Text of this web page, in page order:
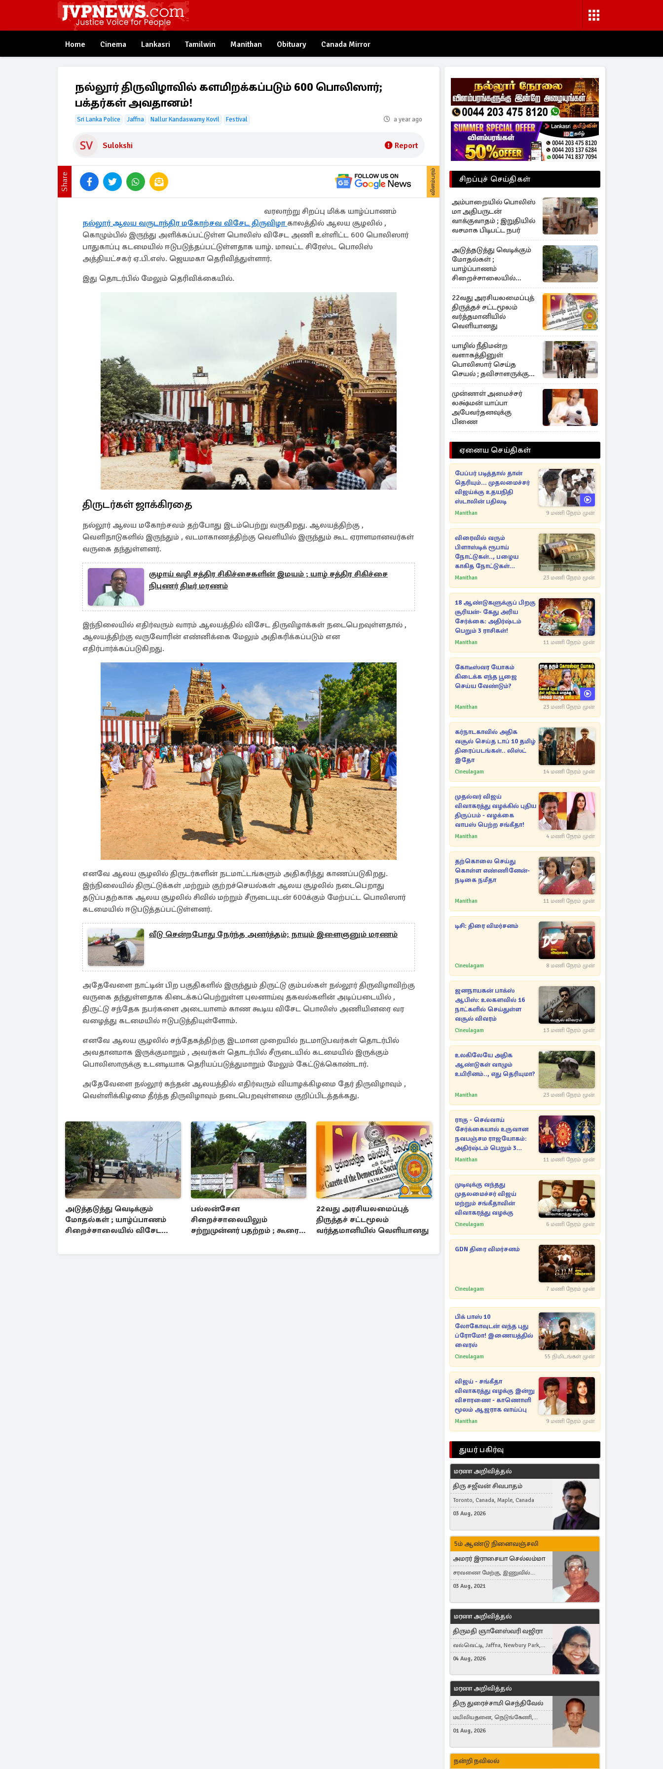
Home Cinema Lankasri Tamilwin Manithan Obituary Canada Mirror
நல்லூர் திருவிழாவில் களமிறக்கப்படும் 600 பொலிஸார்;
பக்தர்கள் அவதானம்!
Sri Lanka Police Jaffna Nallur Kandaswamy Kovil Festival a year ago
Sulokshi Report
Share விளம்பரம்
வரலாற்று சிறப்பு மிக்க யாழ்ப்பாணம்
நல்லூர் ஆலய வருடாந்திர மகோற்சவ விசேட திருவிழா காலத்தில் ஆலய சூழலில் ,
கொழும்பில் இருந்து அளிக்கப்பட்டுள்ள பொலிஸ் விசேட அணி உள்ளிட்ட 600 பொலிஸார்
பாதுகாப்பு கடமையில் ஈடுபடுத்தப்பட்டுள்ளதாக யாழ். மாவட்ட சிரேஸ்ட பொலிஸ்
அத்தியட்சகர் ஏ.பி.எஸ். ஜெயமகா தெரிவித்துள்ளார்.
இது தொடர்பில் மேலும் தெரிவிக்கையில்.
திருடர்கள் ஜாக்கிரதை
நல்லூர் ஆலய மகோற்சவம் தற்போது இடம்பெற்று வருகிறது. ஆலயத்திற்கு ,
வெளிநாடுகளில் இருந்தும் , வடமாகாணத்திற்கு வெளியில் இருந்தும் கூட ஏராளமானவர்கள்
வருகை தந்துள்ளனர்.
குழாய் வழி சத்திர சிகிச்சைகளின் இமயம் ; யாழ் சத்திர சிகிச்சை
நிபுணர் திடீர் மரணம்
இந்நிலையில் எதிர்வரும் வாரம் ஆலயத்தில் விசேட திருவிழாக்கள் நடைபெறவுள்ளதால் ,
ஆலயத்திற்கு வருவோரின் எண்னிக்கை மேலும் அதிகரிக்கப்படும் என
எதிர்பார்க்கப்படுகிறது.
எனவே ஆலய சூழலில் திருடர்களின் நடமாட்டங்களும் அதிகரித்து காணப்படுகிறது.
இந்நிலையில் திருட்டுக்கள் ,மற்றும் குற்றச்செயல்கள் ஆலய சூழலில் நடைபெறாது
தடுப்பதற்காக ஆலய சூழலில் சிவில் மற்றும் சீருடையுடன் 600க்கும் மேற்பட்ட பொலிஸார்
கடமையில் ஈடுபடுத்தப்பட்டுள்ளனர்.
வீடு சென்றபோது நேர்ந்த அனர்த்தம்; நாயும் இளைஞனும் மரணம்
அதேவேளை நாட்டின் பிற பகுதிகளில் இருந்தும் திருட்டு கும்பல்கள் நல்லூர் திருவிழாவிற்கு
வருகை தந்துள்ளதாக கிடைக்கப்பெற்றுள்ள புலனாய்வு தகவல்களின் அடிப்படையில் ,
திருட்டு சந்தேக நபர்களை அடையாளம் காண கூடிய விசேட பொலிஸ் அணியினரை வர
வழைத்து கடமையில் ஈடுபடுத்தியுள்ளோம்.
எனவே ஆலய சூழலில் சந்தேகத்திற்கு இடமான முறையில் நடமாடுபவர்கள் தொடர்பில்
அவதானமாக இருக்குமாறும் , அவர்கள் தொடர்பில் சீருடையில் கடமையில் இருக்கும்
பொலிஸாருக்கு உடனடியாக தெரியப்படுத்துமாறும் மேலும் கேட்டுக்கொண்டார்.
அதேவேளை நல்லூர் கந்தன் ஆலயத்தில் எதிர்வரும் வியாழக்கிழமை தேர் திருவிழாவும் ,
வெள்ளிக்கிழமை தீர்த்த திருவிழாவும் நடைபெறவுள்ளமை குறிப்பிடத்தக்கது.
அடுத்தடுத்து வெடிக்கும்
மோதல்கள் ; யாழ்ப்பாணம்
சிறைச்சாலையில் விசேட
பல்லன்சேன
சிறைச்சாலையிலும்
சற்றுமுன்னர் பதற்றம் ; கூரை
போராட்டம்
22வது அரசியலமைப்புத்
திருத்தச் சட்டமூலம்
வர்த்தமானியில் வெளியானது
சிறப்புச் செய்திகள்
அம்பாறையில் பொலிஸ்
மா அதிபருடன்
வாக்குவாதம் ; இறுதியில்
வசமாக பிடிபட்ட நபர்
அடுத்தடுத்து வெடிக்கும்
மோதல்கள் ;
யாழ்ப்பாணம்
சிறைச்சாலையில்
விசேட பாதுகாப்பு
22வது அரசியலமைப்புத்
திருத்தச் சட்டமூலம்
வர்த்தமானியில்
வெளியானது
யாழில் நீதிமன்ற
வளாகத்தினுள்
பொலிஸார் செய்த
செயல் ; தவிசாளருக்கு
மிரட்டல்
முன்னாள் அமைச்சர்
லக்ஷ்மன் யாப்பா
அபேவர்தனவுக்கு
பிணை
ஏனைய செய்திகள்
பேப்பர் படித்தால் தான்
தெரியும்... முதலமைச்சர்
விஜய்க்கு உதயநிதி
ஸ்டாலின் பதிலடி
Manithan 9 மணி நேரம் முன்
விரைவில் வரும்
பிளாஸ்டிக் ரூபாய்
நோட்டுகள்.., பழைய
காகித நோட்டுகள்
செல்லுமா?
Manithan 23 மணி நேரம் முன்
18 ஆண்டுகளுக்குப் பிறகு
சூரியன்- கேது அரிய
சேர்க்கை: அதிர்ஷ்டம்
பெறும் 3 ராசிகள்!
Manithan 11 மணி நேரம் முன்
கோடீஸ்வர யோகம்
கிடைக்க எந்த பூஜை
செய்ய வேண்டும்?
Manithan 23 மணி நேரம் முன்
கர்நாடகாவில் அதிக
வசூல் செய்த டாப் 10 தமிழ்
திரைப்படங்கள்.. லிஸ்ட்
இதோ
Cineulagam 14 மணி நேரம் முன்
முதல்வர் விஜய்
விவாகரத்து வழக்கில் புதிய
திருப்பம் - வழக்கை
வாபஸ் பெற்ற சங்கீதா!
Manithan 4 மணி நேரம் முன்
தற்கொலை செய்து
கொள்ள எண்ணினேன்-
நடிகை நமீதா
Manithan 11 மணி நேரம் முன்
டிசி: திரை விமர்சனம்
Cineulagam 8 மணி நேரம் முன்
ஜனநாயகன் பாக்ஸ்
ஆபிஸ்: உலகளவில் 16
நாட்களில் செய்துள்ள
வசூல் விவரம்
Cineulagam 13 மணி நேரம் முன்
உலகிலேயே அதிக
ஆண்டுகள் வாழும்
உயிரினம்.., எது தெரியுமா?
Manithan 23 மணி நேரம் முன்
ராகு - செவ்வாய்
சேர்க்கையால் உருவான
நவபஞ்சம ராஜயோகம்:
அதிர்ஷ்டம் பெறும் 3
ராசிகள்!
Manithan 11 மணி நேரம் முன்
முடிவுக்கு வந்தது
முதலமைச்சர் விஜய்
மற்றும் சங்கீதாவின்
விவாகரத்து வழக்கு
Cineulagam 6 மணி நேரம் முன்
GDN திரை விமர்சனம்
Cineulagam 7 மணி நேரம் முன்
பிக் பாஸ் 10
லோகோவுடன் வந்த புது
ப்ரோமோ! இணையத்தில்
வைரல்
Cineulagam 55 நிமிடங்கள் முன்
விஜய் - சங்கீதா
விவாகரத்து வழக்கு இன்று
விசாரணை - காணொளி
மூலம் ஆஜராக வாய்ப்பு
Manithan 9 மணி நேரம் முன்
துயர் பகிர்வு
மரண அறிவித்தல்
திரு சஜீவன் சிவபாதம்
Toronto, Canada, Maple, Canada
03 Aug, 2026
5ம் ஆண்டு நினைவஞ்சலி
அமரர் இராசையா செல்லம்மா
சரவணை மேற்கு, இணுவில்
கிழக்கு
03 Aug, 2021
மரண அறிவித்தல்
திருமதி ஞானேஸ்வரி வஜிரா
வல்வெட்டி, Jaffna, Newbury Park,
United Kingdom
04 Aug, 2026
மரண அறிவித்தல்
திரு துரைச்சாமி செந்திவேல்
மயிலியதனை, நெடுங்கேணி,
கம்பர்மலை
01 Aug, 2026
நன்றி நவிலல்